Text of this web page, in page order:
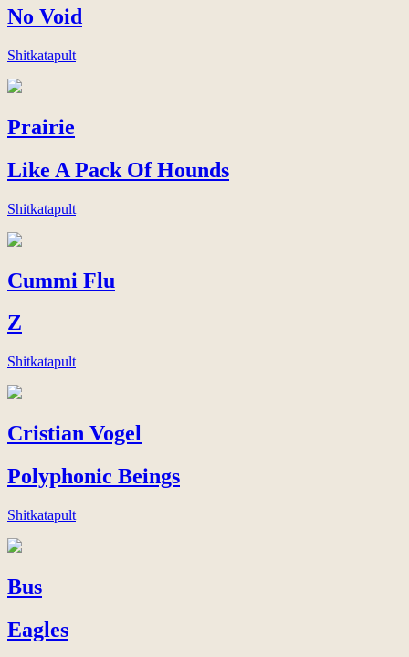
No Void
Shitkatapult
Prairie
Like A Pack Of Hounds
Shitkatapult
Cummi Flu
Z
Shitkatapult
Cristian Vogel
Polyphonic Beings
Shitkatapult
Bus
Eagles